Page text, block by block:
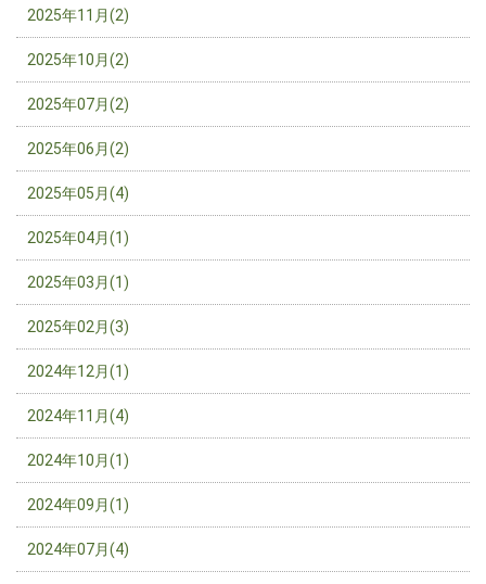
2025年11月(2)
2025年10月(2)
2025年07月(2)
2025年06月(2)
2025年05月(4)
2025年04月(1)
2025年03月(1)
2025年02月(3)
2024年12月(1)
2024年11月(4)
2024年10月(1)
2024年09月(1)
2024年07月(4)